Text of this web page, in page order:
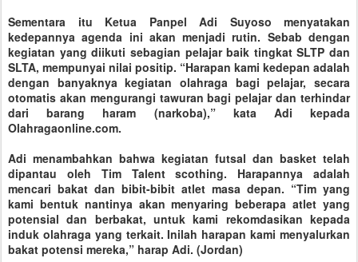
Sementara itu Ketua Panpel Adi Suyoso menyatakan
kedepannya agenda ini akan menjadi rutin. Sebab dengan
kegiatan yang diikuti sebagian pelajar baik tingkat SLTP dan
SLTA, mempunyai nilai positip. “Harapan kami kedepan adalah
dengan banyaknya kegiatan olahraga bagi pelajar, secara
otomatis akan mengurangi tawuran bagi pelajar dan terhindar
dari barang haram (narkoba),” kata Adi kepada
Olahragaonline.com.
Adi menambahkan bahwa kegiatan futsal dan basket telah
dipantau oleh Tim Talent scothing. Harapannya adalah
mencari bakat dan bibit-bibit atlet masa depan. “Tim yang
kami bentuk nantinya akan menyaring beberapa atlet yang
potensial dan berbakat, untuk kami rekomdasikan kepada
induk olahraga yang terkait. Inilah harapan kami menyalurkan
bakat potensi mereka,” harap Adi. (Jordan)